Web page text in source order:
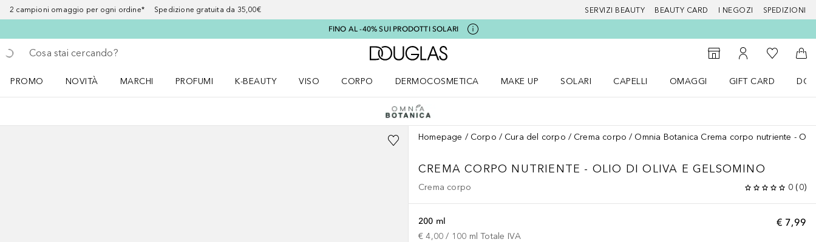
2 campioni omaggio per ogni ordine* Spedizione gratuita da 35,00€ SERVIZI BEAUTY BEAUTY CARD I NEGOZI SPEDIZIONI
FINO AL -40% SUI PRODOTTI SOLARI
Torna indietro
Esegui ricerca
A Douglas Home
StorefinderAl Mio Account
Alla Mia
Al
PROMO
NOVITÀ
MARCHI
PROFUMI
K-BEAUTY
VISO
CORPO
DERMOCOSMETICA
MAKE UP
SOLARI
CAPELLI
OMAGGI
GIFT CARD
Homepage Corpo Cura del corpo Crema corpo Omnia Botanica Crema corpo nutriente -
CREMA CORPO NUTRIENTE - OLIO DI OLIVA E GELSOMINO
Crema corpo 0 (0)
€ 7,99
200 ml
€ 4,00 / 100 ml Totale IVA